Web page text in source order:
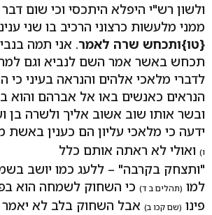
ולשון רש"י היפלא היתכסי וכי שום
ממני מלעשות כרצוני הרכיב בו שני
{טו}ותכחש שרה לאמר. אני תמה
תכחש באשר אמר השם לנביא וגם
לדברי מלאכי אלהים והנראה בעיני
הנראים כאנשים באו אל אברהם והוא
ובשר אותו שוב אשוב אליך ולשרה בן
ידעה כי מלאכי עליון הם כענין באשת
ו) ואולי לא ראתה אותם כלל
"ותצחק בקרבה" – ללעג כמו יושב
למו (תהלים ב ד) כי השחוק לשמחה הוא
פינו (שם קכו ב) אבל השחוק בלב לא